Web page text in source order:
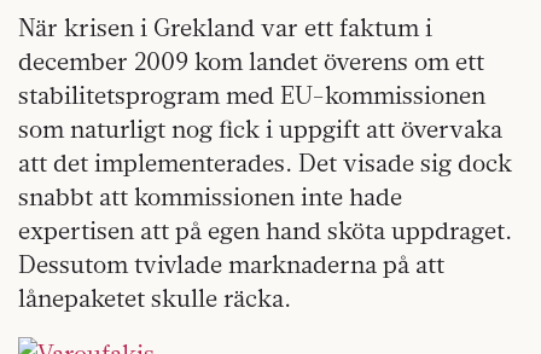
När krisen i Grekland var ett faktum i
december 2009 kom landet överens om ett
stabilitetsprogram med EU-kommissionen
som naturligt nog fick i uppgift att övervaka
att det implementerades. Det visade sig dock
snabbt att kommissionen inte hade
expertisen att på egen hand sköta uppdraget.
Dessutom tvivlade marknaderna på att
lånepaketet skulle räcka.